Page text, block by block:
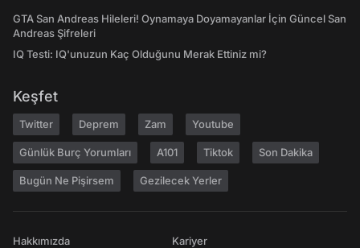
GTA San Andreas Hileleri! Oynamaya Doyamayanlar İçin Güncel San
Andreas Şifreleri
IQ Testi: IQ'unuzun Kaç Olduğunu Merak Ettiniz mi?
Keşfet
Twitter Deprem Zam Youtube
Günlük Burç Yorumları A101 Tiktok Son Dakika
Bugün Ne Pişirsem Gezilecek Yerler
Hakkımızda
Kariyer